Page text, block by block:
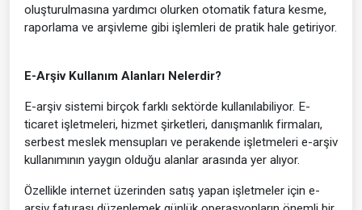
oluşturulmasına yardımcı olurken otomatik fatura kesme,
raporlama ve arşivleme gibi işlemleri de pratik hale getiriyor.
E-Arşiv Kullanım Alanları Nelerdir?
E-arşiv sistemi birçok farklı sektörde kullanılabiliyor. E-
ticaret işletmeleri, hizmet şirketleri, danışmanlık firmaları,
serbest meslek mensupları ve perakende işletmeleri e-arşiv
kullanımının yaygın olduğu alanlar arasında yer alıyor.
Özellikle internet üzerinden satış yapan işletmeler için e-